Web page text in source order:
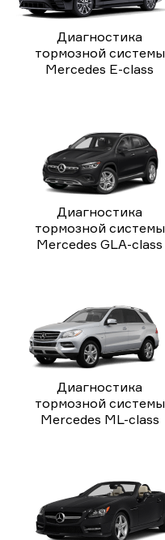
Диагностика
тормозной системы
Mercedes E-class
Диагностика
тормозной системы
Mercedes GLA-class
Диагностика
тормозной системы
Mercedes ML-class